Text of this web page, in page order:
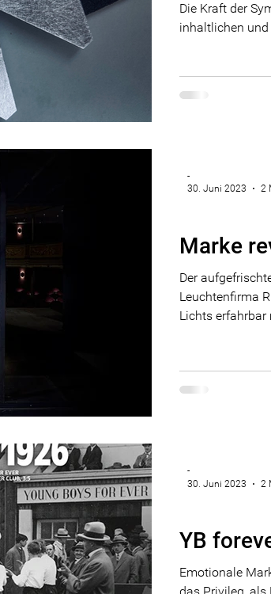
Die Kraft der
inhaltlichen
Marke
Der
Leuchtenfirma
Lichts erfahrbar
-
30. Juni 2023
2
YB
Emotionale
-
30. Juni 2023
2